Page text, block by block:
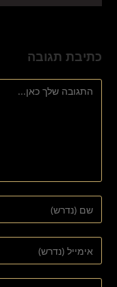
כתיבת תגובה
להגיב
את
השם
שלך
את
כתובת